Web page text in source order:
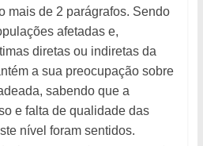
mais de 2 parágrafos. Sendo
afetadas e,
diretas ou indiretas da
a sua preocupação sobre
sabendo que a
e falta de qualidade das
nível foram sentidos.